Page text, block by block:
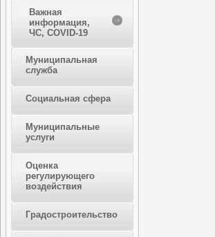
Важная
информация,
ЧС, COVID-19
Муниципальная
служба
Социальная сфера
Муниципальные
услуги
Оценка
регулирующего
воздействия
Градостроительство